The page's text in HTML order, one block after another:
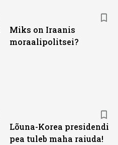
Miks on Iraanis
moraalipolitsei?
Lõuna-Korea presidendi
pea tuleb maha raiuda!